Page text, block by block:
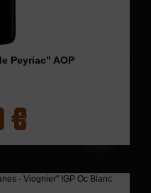
Peyriac" AOP
€